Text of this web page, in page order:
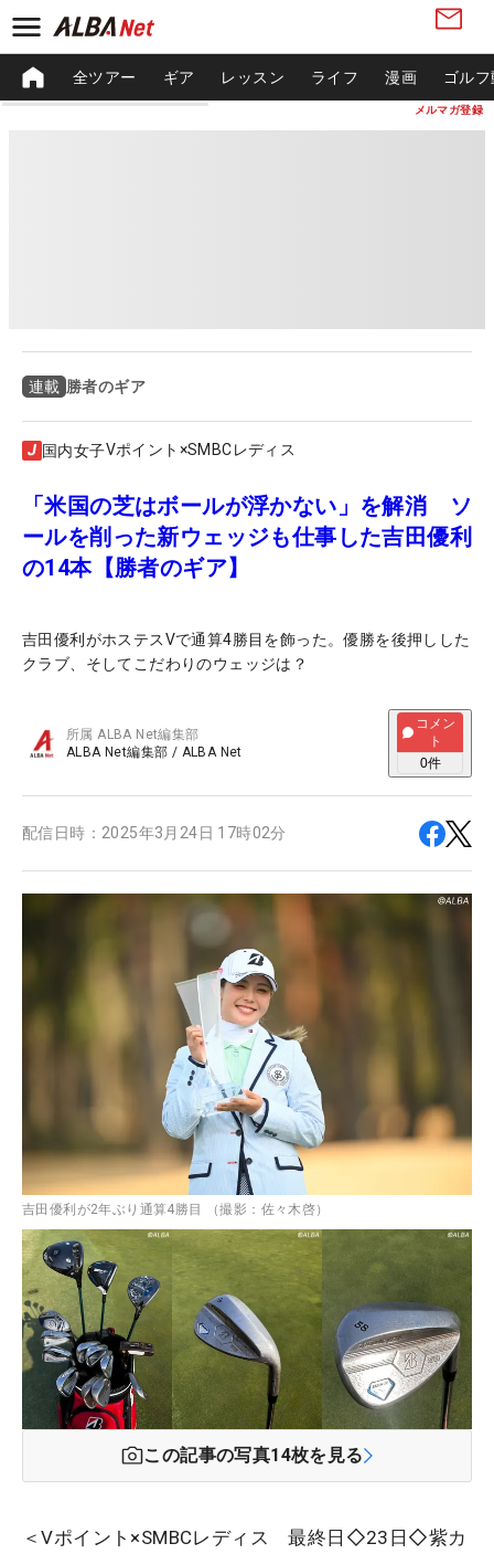
メルマガ登録
全ツアー ギア レッスン ライフ 漫画 ゴル
連載 勝者のギア
国内女子Vポイント×SMBCレディス
「米国の芝はボールが浮かない」を解消 ソ
ールを削った新ウェッジも仕事した吉田優利
の14本【勝者のギア】
吉田優利がホステスVで通算4勝目を飾った。優勝を後押しした
クラブ、そしてこだわりのウェッジは？
所属ALBA Net編集部
ALBA Net編集部 / ALBA Net
コメン
ト
0件
配信日時： 2025年3月24日 17時02分
吉田優利が2年ぶり通算4勝目 （撮影：佐々木啓）
この記事の写真14枚を見る
＜Vポイント×SMBCレディス 最終日◇23日◇紫カ